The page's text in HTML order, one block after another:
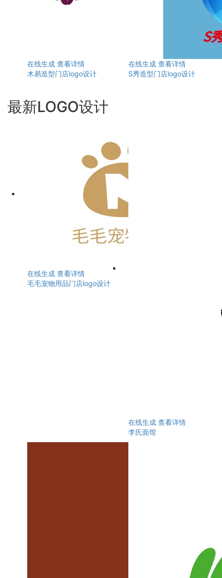
在线生成 查看详情
木易造型门店logo设计
在线生成 查看详情
S秀造型门店logo设计
最新LOGO设计
在线生成 查看详情
毛毛宠物用品门店logo设计
在线生成 查看详情
李氏面馆